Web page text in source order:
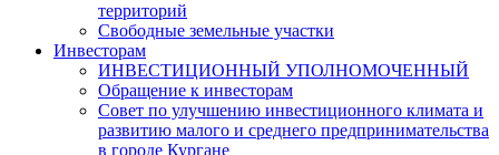
территорий
Свободные земельные участки
Инвесторам
ИНВЕСТИЦИОННЫЙ УПОЛНОМОЧЕННЫЙ
Обращение к инвесторам
Совет по улучшению инвестиционного климата и
развитию малого и среднего предпринимательства
в городе Кургане